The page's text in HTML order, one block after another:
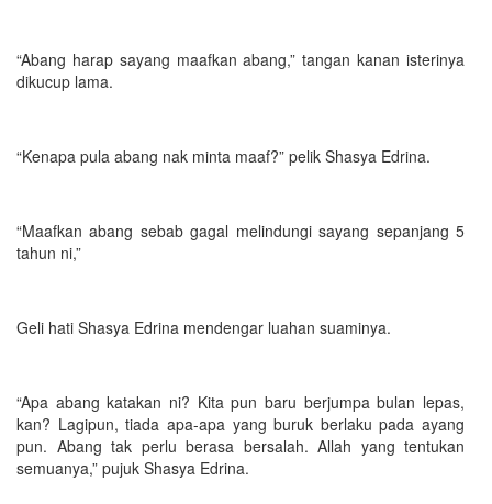
“Abang harap sayang maafkan abang,” tangan kanan isterinya
dikucup lama.
“Kenapa pula abang nak minta maaf?” pelik Shasya Edrina.
“Maafkan abang sebab gagal melindungi sayang sepanjang 5
tahun ni,”
Geli hati Shasya Edrina mendengar luahan suaminya.
“Apa abang katakan ni? Kita pun baru berjumpa bulan lepas,
kan? Lagipun, tiada apa-apa yang buruk berlaku pada ayang
pun. Abang tak perlu berasa bersalah. Allah yang tentukan
semuanya,” pujuk Shasya Edrina.